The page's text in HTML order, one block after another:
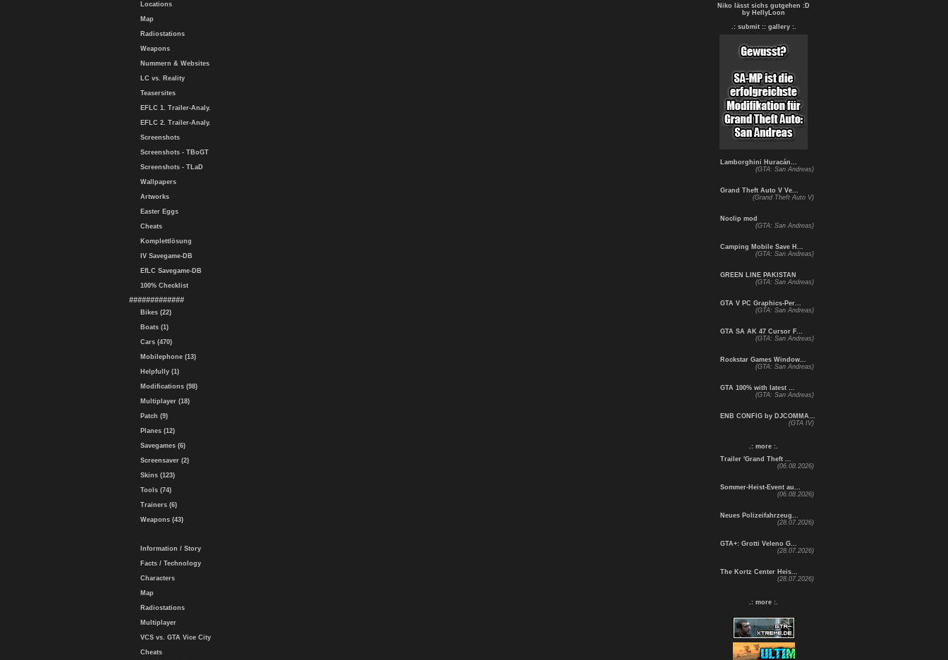
Locations
Map
Radiostations
Weapons
Nummern & Websites
LC vs. Reality
Teasersites
EFLC 1. Trailer-Analy.
EFLC 2. Trailer-Analy.
Screenshots
Screenshots - TBoGT
Screenshots - TLaD
Wallpapers
Artworks
Easter Eggs
Cheats
Komplettlösung
IV Savegame-DB
EfLC Savegame-DB
100% Checklist
#############
Bikes (22)
Boats (1)
Cars (470)
Mobilephone (13)
Helpfully (1)
Modifications (98)
Multiplayer (18)
Patch (9)
Planes (12)
Savegames (6)
Screensaver (2)
Skins (123)
Tools (74)
Trainers (6)
Weapons (43)
Information / Story
Facts / Technology
Characters
Map
Radiostations
Multiplayer
VCS vs. GTA Vice City
Cheats
Niko lässt sichs gutgehen :D
by HellyLoon
.: submit : : gallery :.
Lamborghini Huracán...
(GTA: San Andreas)
Grand Theft Auto V Ve...
(Grand Theft Auto V)
Noclip mod
(GTA: San Andreas)
Camping Mobile Save H...
(GTA: San Andreas)
GREEN LINE PAKISTAN
(GTA: San Andreas)
GTA V PC Graphics-Per...
(GTA: San Andreas)
GTA SA AK 47 Cursor F...
(GTA: San Andreas)
Rockstar Games Window...
(GTA: San Andreas)
GTA 100% with latest ...
(GTA: San Andreas)
ENB CONFIG by DJCOMMA...
(GTA IV)
.: more :.
Trailer 'Grand Theft ...
(06.08.2026)
Sommer-Heist-Event au...
(06.08.2026)
Neues Polizeifahrzeug...
(28.07.2026)
GTA+: Grotti Veleno G...
(28.07.2026)
The Kortz Center Heis...
(28.07.2026)
.: more :.